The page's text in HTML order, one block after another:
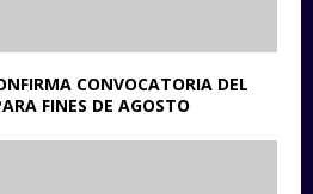
CONVOCATORIA DEL
FINES DE AGOSTO